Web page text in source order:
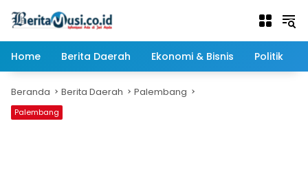
Home
Berita Daerah Ekonomi & Bisnis Politik
Beranda Berita Daerah Palembang
Palembang